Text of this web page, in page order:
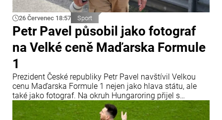
26 Červenec 18:57 Sport
Petr Pavel působil jako fotograf
na Velké ceně Maďarska Formule
1
Prezident České republiky Petr Pavel navštívil Velkou
cenu Maďarska Formule 1 nejen jako hlava státu, ale
také jako fotograf. Na okruh Hungaroring přijel s
profesionální fotografickou technikou a oficiální
akreditací Mezinárodní automobilové federace (FIA).